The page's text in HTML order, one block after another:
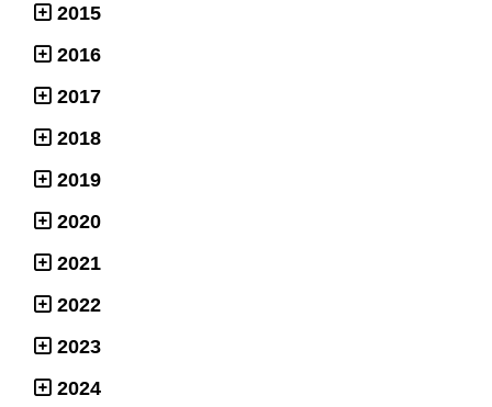
2015
2016
2017
2018
2019
2020
2021
2022
2023
2024